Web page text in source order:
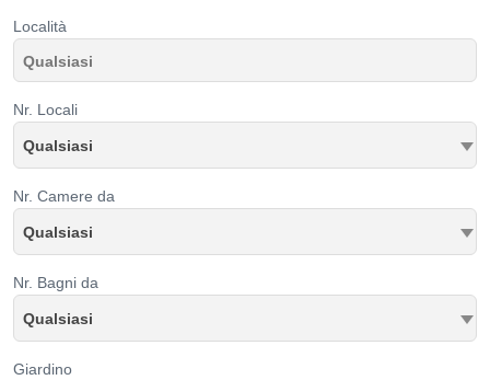
Località
Nr. Locali
Qualsiasi
Nr. Camere da
Qualsiasi
Nr. Bagni da
Qualsiasi
Giardino